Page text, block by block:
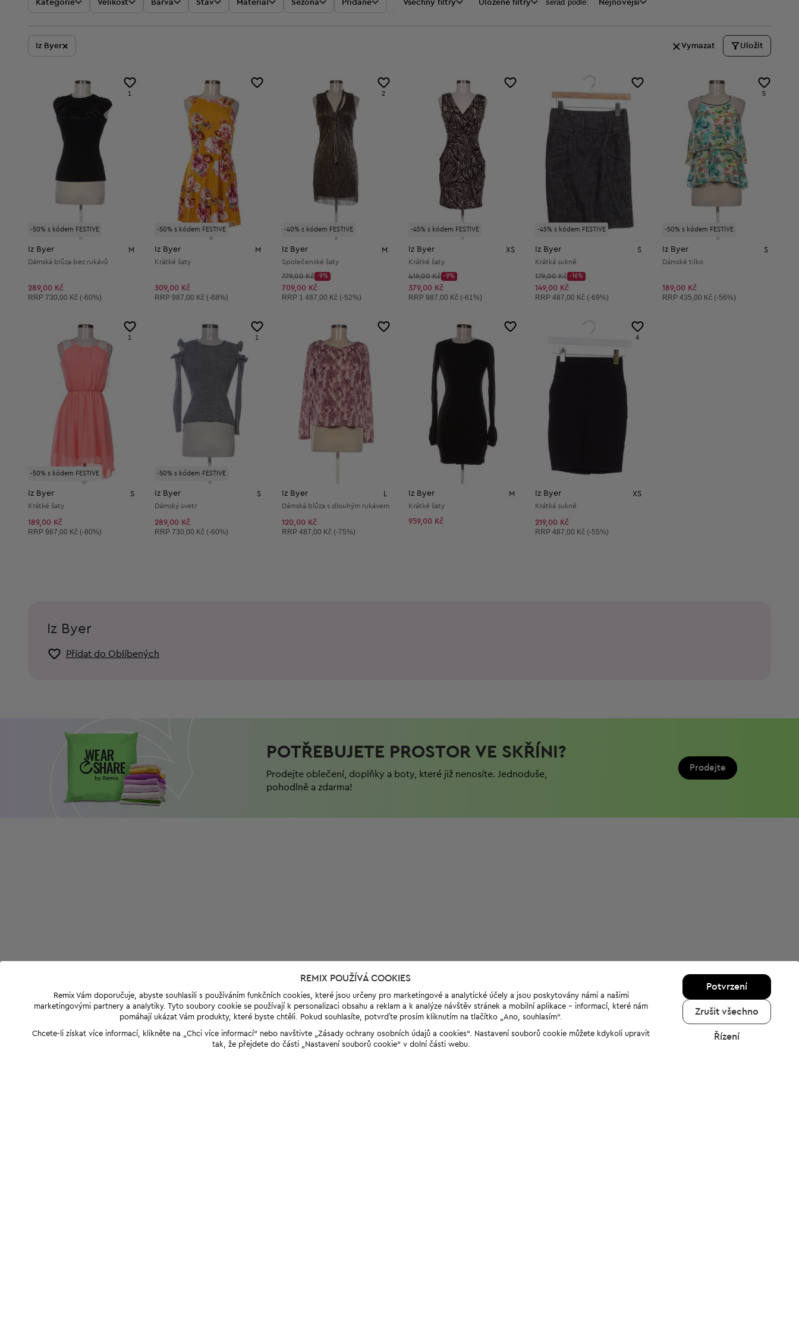
Kategorie Velikost Barva Stav Materiál Sezóna Přidané Akce Cena
Všechny filtry Uložené filtry seraď podle: Nejnovější
Iz Byer× Vymazat Uložit
-50% s kódem FESTIVE
1
Iz Byer M
Dámská blůza bez rukávů
289,00 Kč
Doporučená cena:
RRP 730,00 Kč (-60%)
-50% s kódem FESTIVE
Iz Byer M
Krátké šaty
309,00 Kč
Doporučená cena:
RRP987,00 Kč (-68%)
-40% s kódem FESTIVE
2
Iz Byer M
Společenské šaty
Původní cena:
779,00 Kč
Discount Price:
-9%
Snížená cena:
709,00 Kč
Doporučená cena:
RRP 1 487,00 Kč (-52%)
-45% s kódem FESTIVE
Iz Byer XS
Krátké šaty
Původní cena:
419,00 Kč
Discount Price:
-9%
Snížená cena:
379,00 Kč
Doporučená cena:
RRP 987,00 Kč (-61%)
-45% s kódem FESTIVE
Iz Byer S
Krátká sukně
Původní cena:
179,00 Kč
Discount Price:
-16%
Snížená cena:
149,00 Kč
Doporučená cena:
RRP487,00 Kč (-69%)
-50% s kódem FESTIVE
5
Iz Byer S
Dámské tilko
189,00 Kč
Doporučená cena:
RRP 435,00 Kč (-56%)
-50% s kódem FESTIVE
1
Iz Byer S
Krátké šaty
189,00 Kč
Doporučená cena:
RRP 987,00 Kč (-80%)
-50% s kódem FESTIVE
1
Iz Byer S
Dámský svetr
289,00 Kč
Doporučená cena:
RRP730,00 Kč (-60%)
Iz Byer
Dámská blůza s dlouhým rukávem
120,00 Kč
Doporučená cena:
RRP 487,00 Kč (-75%)
Iz Byer M
Krátké šaty
959,00 Kč
4
Iz Byer XS
Krátká sukně
219,00 Kč
Doporučená cena:
RRP487,00 Kč (-55%)
Iz Byer
Přídat do Oblíbených
POTŘEBUJETE PROSTOR VE SKŘÍNI?
Prodejte oblečení, doplňky a boty, které již nenosíte. Jednoduše,
pohodlně a zdarma!
Prodejte
REMIX POUŽÍVÁ COOKIES
Remix Vám doporučuje, abyste souhlasili s používáním funkčních cookies, které jsou určeny pro marketingové a analytické účely a jsou poskytovány námi a našimi
marketingovými partnery a analytiky. Tyto soubory cookie se používají k personalizaci obsahu a reklam a k analýze návštěv stránek a mobilní aplikace - informací, které nám
pomáhají ukázat Vám produkty, které byste chtěli. Pokud souhlasíte, potvrďte prosím kliknutím na tlačítko „Ano, souhlasím“.
Chcete-li získat více informací, klikněte na „Chci více informací“ nebo navštivte „Zásady ochrany osobních údajů a cookies“. Nastavení souborů cookie můžete kdykoli upravit
tak, že přejdete do části „Nastavení souborů cookie“ v dolní části webu.
Potvrzení
Zrušit všechno
Řízení